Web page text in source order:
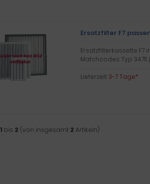
Ersatzfilter F7
Ersatzfilterkassette F7
Matchcodes: Typ 34711
Lieferzeit:3-7 Tage*
1 bis 2 (von insgesamt 2 Artikeln)